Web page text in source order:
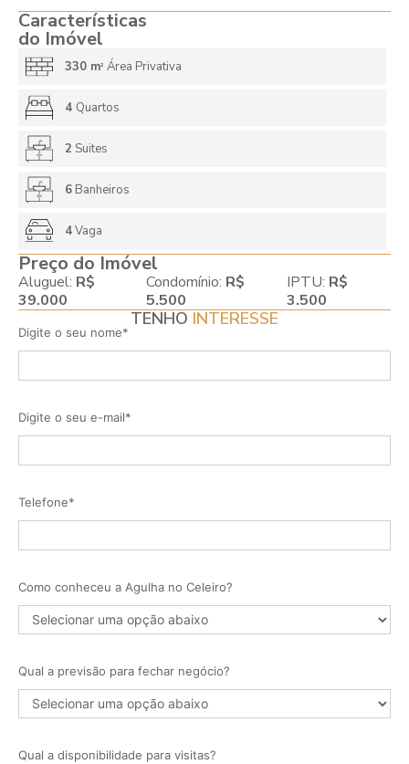
Características
do Imóvel
330 m2 Área Privativa
4 Quartos
2 Suites
6Banheiros
4Vaga
Preço do Imóvel
Aluguel: R$
39.000
Condomínio: R$
5.500
IPTU: R$
3.500
TENHO INTERESSE
Digite o seu nome*
Digite o seu e-mail*
Telefone*
Como conheceu a Agulha no Celeiro?
Qual a previsão para fechar negócio?
Qual a disponibilidade para visitas?